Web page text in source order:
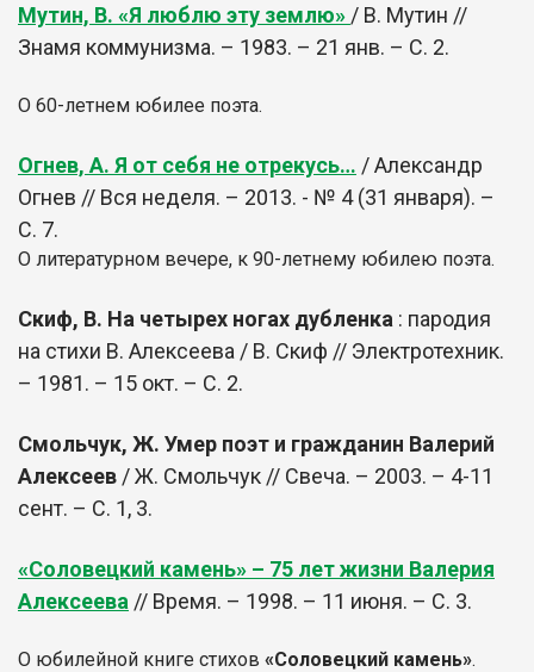
Мутин, В. «Я люблю эту землю» / В. Мутин //
Знамя коммунизма. – 1983. – 21 янв. – С. 2.
О 60-летнем юбилее поэта.
Огнев, А. Я от себя не отрекусь… / Александр
Огнев // Вся неделя. – 2013. - № 4 (31 января). –
С. 7.
О литературном вечере, к 90-летнему юбилею поэта.
Скиф, В. На четырех ногах дубленка : пародия
на стихи В. Алексеева / В. Скиф // Электротехник.
– 1981. – 15 окт. – С. 2.
Смольчук, Ж. Умер поэт и гражданин Валерий
Алексеев / Ж. Смольчук // Свеча. – 2003. – 4-11
сент. – С. 1, 3.
«Соловецкий камень» – 75 лет жизни Валерия
Алексеева // Время. – 1998. – 11 июня. – С. 3.
О юбилейной книге стихов «Соловецкий камень».